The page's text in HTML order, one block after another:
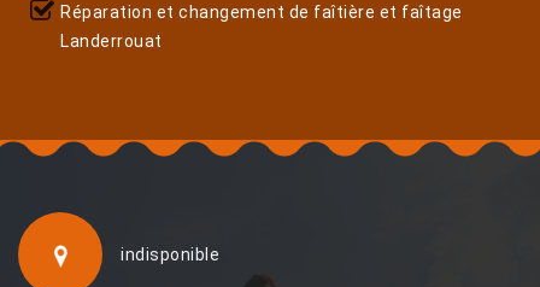
Réparation et changement de faîtière et faîtage
Landerrouat
indisponible